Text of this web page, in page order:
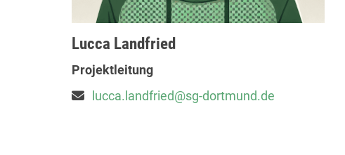
Lucca Landfried
Projektleitung
lucca.landfried@sg-dortmund.de